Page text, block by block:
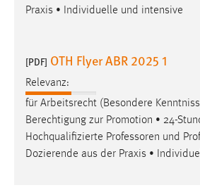
Praxis • Individuelle und intensive
[PDF] OTH Flyer ABR 2025 1
Relevanz:
für Arbeitsrecht (Besondere
Berechtigung zur Promotion • 24-
Hochqualifizierte Professoren und
Dozierende aus der Praxis •